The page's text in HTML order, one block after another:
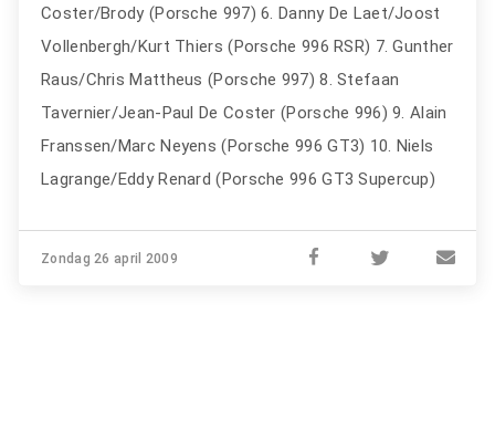
Coster/Brody (Porsche 997) 6. Danny De Laet/Joost
Vollenbergh/Kurt Thiers (Porsche 996 RSR) 7. Gunther
Raus/Chris Mattheus (Porsche 997) 8. Stefaan
Tavernier/Jean-Paul De Coster (Porsche 996) 9. Alain
Franssen/Marc Neyens (Porsche 996 GT3) 10. Niels
Lagrange/Eddy Renard (Porsche 996 GT3 Supercup)
Zondag 26 april 2009